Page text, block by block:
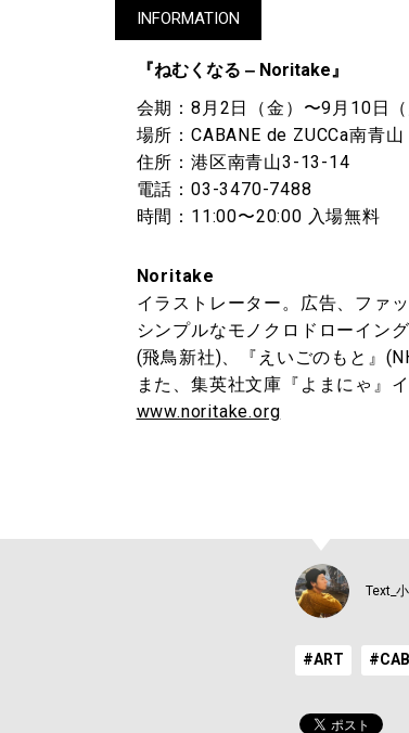
INFORMATION
『ねむくなる ‒ Noritake』
会期：8月2日（金）〜9月10日（
場所：CABANE de ZUCCa南青山
住所：港区南青山3-13-14
電話：03-3470-7488
時間：11:00〜20:00 入場無料
Noritake
イラストレーター。広告、ファ
シンプルなモノクロドローイン
(飛鳥新社)、『えいごのもと』
また、集英社文庫『よまにゃ』
www.noritake.org
Text_
#ART